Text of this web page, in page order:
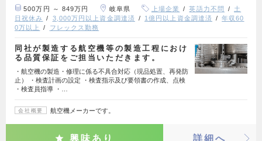
500万円 ～ 849万円 岐阜県 上場企業 英語力不問
土
日祝休み
3,000万円以上資金調達済 1億円以上資金調達済
年収60
0万以上
フレックス勤務
同社が製造する航空機等の製造工程におけ
る品質保証をご担当いただきます。
・航空機の製造・修理に係る不具合対応（現品処置、再発防
止） ・検査計画の設定 ・検査指示及び要領書の作成、点検
・検査員指導 ・…
会社概要 航空機メーカーです。
興味あり 詳細へ